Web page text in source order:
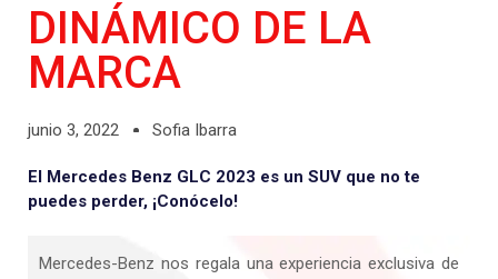
DINÁMICO DE LA
MARCA
junio 3, 2022 Sofia Ibarra
El Mercedes Benz GLC 2023 es un SUV que no te
puedes perder, ¡Conócelo!
Mercedes-Benz nos regala una experiencia exclusiva de